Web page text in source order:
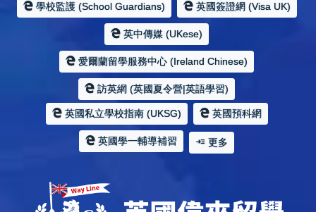
學校監護 (School Guardians) 英國簽證網 (Visa UK)
英中傳媒 (UKese)
愛爾蘭留學服務中心 (Ireland Chinese)
訪英網 (英國夏令營|英語學習)
英國私立學校指南 (UKSG) 英國預科網
英國學一輔導補習 更多